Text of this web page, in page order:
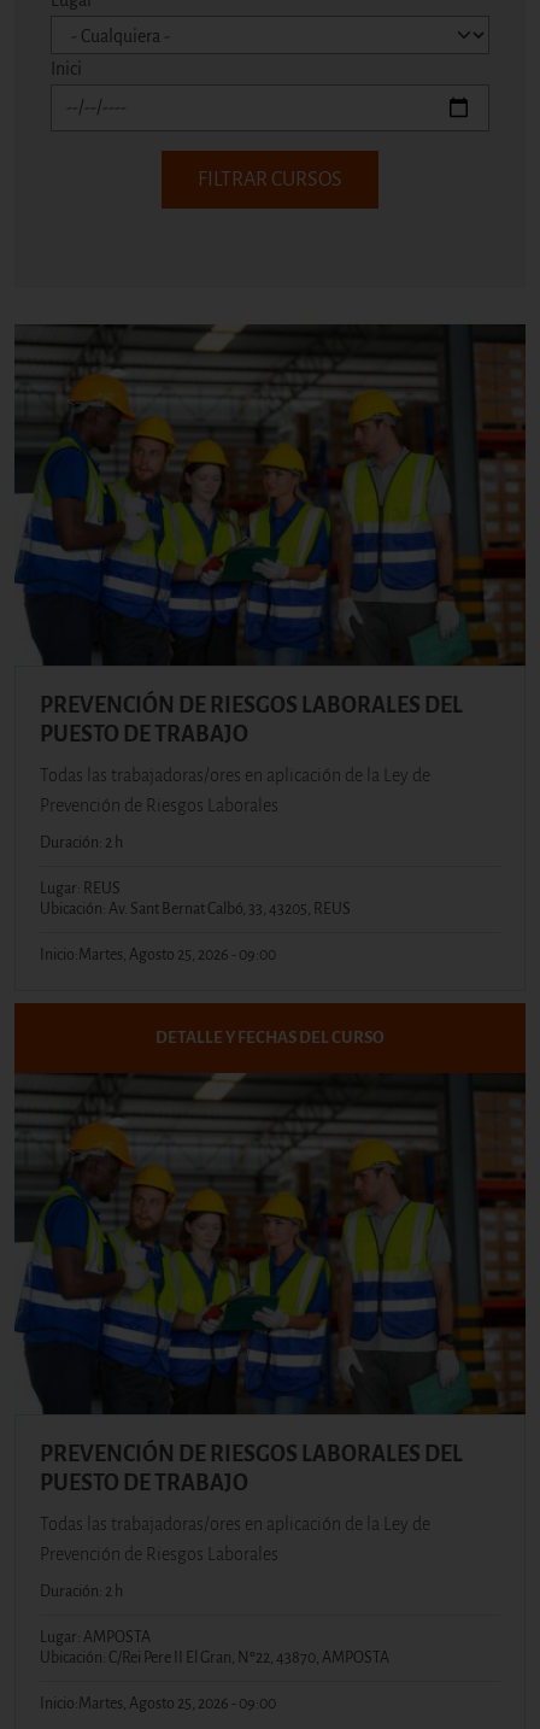
Inici
PREVENCIÓN DE RIESGOS LABORALES DEL
PUESTO DE TRABAJO
Todas las trabajadoras/ores en aplicación de la Ley de
Prevención de Riesgos Laborales
Duración: 2 h
Lugar: REUS
Ubicación: Av. Sant Bernat Calbó, 33, 43205, REUS
Inicio: Martes, Agosto 25, 2026 - 09:00
DETALLE Y FECHAS DEL CURSO
PREVENCIÓN DE RIESGOS LABORALES DEL
PUESTO DE TRABAJO
Todas las trabajadoras/ores en aplicación de la Ley de
Prevención de Riesgos Laborales
Duración: 2 h
Lugar: AMPOSTA
Ubicación: C/Rei Pere II El Gran, Nº22, 43870, AMPOSTA
Inicio: Martes, Agosto 25, 2026 - 09:00